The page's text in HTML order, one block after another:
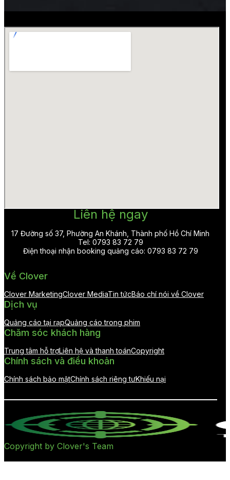
Liên hệ ngay
17 Đường số 37, Phường An Khánh, Thành phố Hồ Chí Minh
Tel: 0793 83 72 79
Điện thoại nhận booking quảng cáo: 0793 83 72 79
Về Clover
Clover MarketingClover MediaTin tứcBáo chí nói về Clover
Dịch vụ
Quảng cáo tại rạpQuảng cáo trong phim
Chăm sóc khách hàng
Trung tâm hỗ trợLiên hệ và thanh toánCopyright
Chính sách và điều khoản
Chính sách bảo mậtChính sách riêng tưKhiếu nại
Copyright by Clover's Team